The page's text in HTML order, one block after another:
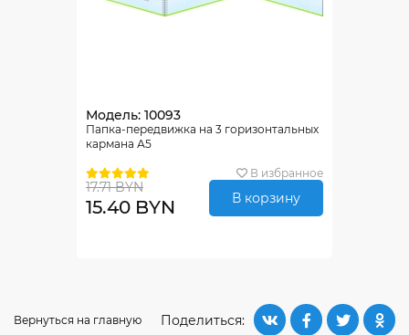
Модель: 10093
Папка-передвижка на 3 горизонтальных
кармана А5
В избранное
17.71 BYN
15.40 BYN В корзину
Поделиться:
Вернуться на главную